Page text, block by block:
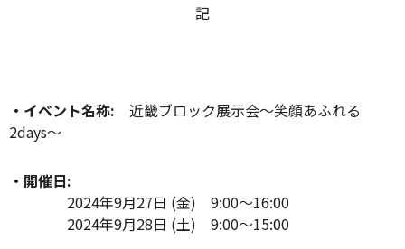
記
・イベント名称: 近畿ブロック展示会～笑顔あふれる
2days～
・開催日:
2024年9月27日 (金) 9:00～16:00
2024年9月28日 (土) 9:00～15:00